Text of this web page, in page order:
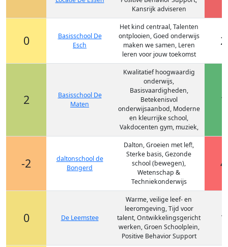
Kansrijk adviseren
0
Basisschool De
Esch
Het kind centraal, Talenten
ontplooien, Goed onderwijs
maken we samen, Leren
leren voor jouw toekomst
2
Basisschool De
Maten
Kwalitatief hoogwaardig
onderwijs,
Basisvaardigheden,
Betekenisvol
onderwijsaanbod, Moderne
en kleurrijke school,
Vakdocenten gym, muziek,
-2
daltonschool de
Bongerd
Dalton, Groeien met lef!,
Sterke basis, Gezonde
school (bewegen),
Wetenschap &
Techniekonderwijs
0 De Leemstee
Warme, veilige leef- en
leeromgeving, Tijd voor
talent, Ontwikkelingsgericht
werken, Groen Schoolplein,
Positive Behavior Support